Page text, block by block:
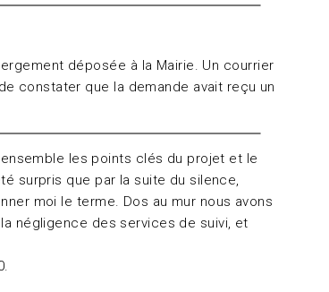
déposée à la Mairie. Un courrier
constater que la demande avait reçu un
les points clés du projet et le
surpris que par la suite du silence,
moi le terme. Dos au mur nous avons
négligence des services de suivi, et